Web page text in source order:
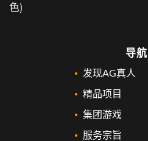
色)
导航
发现AG真人
精品项目
集团游戏
服务宗旨